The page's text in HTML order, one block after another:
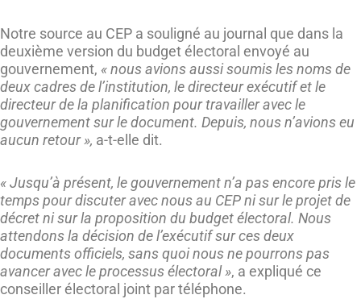
Notre source au CEP a souligné au journal que dans la
deuxième version du budget électoral envoyé au
gouvernement, « nous avions aussi soumis les noms de
deux cadres de l’institution, le directeur exécutif et le
directeur de la planification pour travailler avec le
gouvernement sur le document. Depuis, nous n’avions eu
aucun retour », a-t-elle dit.
« Jusqu’à présent, le gouvernement n’a pas encore pris le
temps pour discuter avec nous au CEP ni sur le projet de
décret ni sur la proposition du budget électoral. Nous
attendons la décision de l’exécutif sur ces deux
documents officiels, sans quoi nous ne pourrons pas
avancer avec le processus électoral », a expliqué ce
conseiller électoral joint par téléphone.